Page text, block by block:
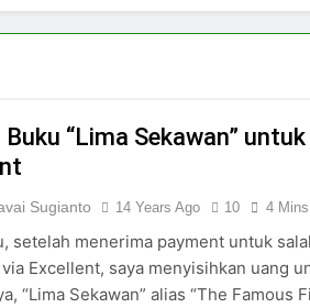
“Lima Sekawan”
Sugianto 14 Years Ago 10 4 Mins
setelah menerima payment untuk
Excellent, saya menyisihkan uang
“Lima Sekawan” alias “The Famous